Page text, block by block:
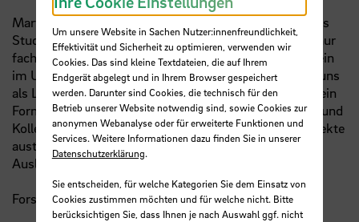
Martina Röhrich ergänzt: „Wir sehen sehr deutlich, dass
Studierende in international gemischten Teams nicht nur
fachlich profitieren, sondern auch ihr Selbstbewusstsein
im Umgang mit anderen Arbeitskulturen wächst. Für uns
als Lehrende an einer Hochschule ist das BIP zugleich ein
Format, in dem wir uns mit europäischen Kolleginnen und
Kollegen über Lehre, Forschung und gemeinsame Projekte
austauschen, ohne dass dafür ein langfristiger
Auslandsaufenthalt erforderlich wäre."
Forschungsdialog am Rande der Mobilitätswoche
Um unsere Website in Sachen Nutzer:innenfreundlichkeit,
Effektivität und Sicherheit zu optimieren, verwenden wir
Cookies. Das sind kleine Textdateien, die auf Ihrem
Endgerät abgelegt und in Ihrem Browser gespeichert
werden. Darunter sind Cookies, die technisch für den
Betrieb unserer Website notwendig sind, sowie Cookies zur
anonymen Webanalyse oder für erweiterte Funktionen und
Services. Weitere Informationen dazu finden Sie in unserer
Datenschutzerklärung.
Sie entscheiden, für welche Kategorien Sie dem Einsatz von
Cookies zustimmen möchten und für welche nicht. Bitte
berücksichtigen Sie, dass Ihnen je nach Auswahl ggf. nicht